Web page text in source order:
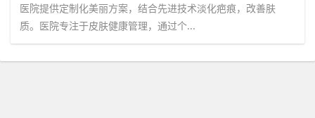
医院提供定制化美丽方案，结合先进技术淡化疤痕，改善肤
质。医院专注于皮肤健康管理，通过个...